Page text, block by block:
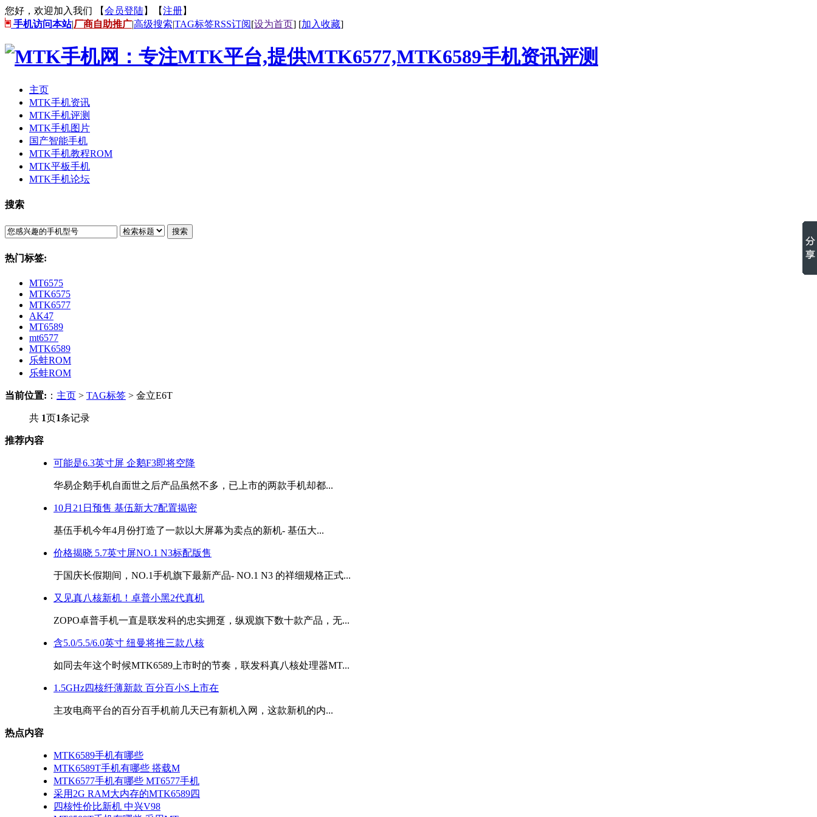
您好，欢迎加入我们 【会员登陆】【注册】
手机访问本站|厂商自助推广|高级搜索|TAG标签RSS订阅[设为首页] [加入收藏]
主页
MTK手机资讯
MTK手机评测
MTK手机图片
国产智能手机
MTK手机教程ROM
MTK平板手机
MTK手机论坛
搜索
搜索
热门标签:
MT6575
MTK6575
MTK6577
AK47
MT6589
mt6577
MTK6589
乐蛙ROM
乐蛙ROM
当前位置: ： 主页 > TAG标签 > 金立E6T
共 1页1条记录
推荐内容
可能是6.3英寸屏 企鹅F3即将空降
华易企鹅手机自面世之后产品虽然不多，已上市的两款手机却都...
10月21日预售 基伍新大7配置揭密
基伍手机今年4月份打造了一款以大屏幕为卖点的新机- 基伍大...
价格揭晓 5.7英寸屏NO.1 N3标配版售
于国庆长假期间，NO.1手机旗下最新产品- NO.1 N3 的祥细规格正式...
又见真八核新机！卓普小黑2代真机
ZOPO卓普手机一直是联发科的忠实拥趸，纵观旗下数十款产品，无...
含5.0/5.5/6.0英寸 纽曼将推三款八核
如同去年这个时候MTK6589上市时的节奏，联发科真八核处理器MT...
1.5GHz四核纤薄新款 百分百小S上市在
主攻电商平台的百分百手机前几天已有新机入网，这款新机的内...
热点内容
MTK6589手机有哪些
MTK6589T手机有哪些 搭载M
MTK6577手机有哪些 MT6577手机
采用2G RAM大内存的MTK6589四
四核性价比新机 中兴V98